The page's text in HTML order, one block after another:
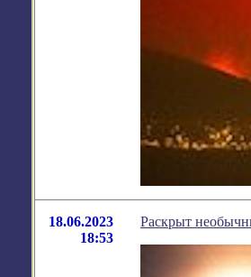
18.06.2023
18:53
Раскрыт